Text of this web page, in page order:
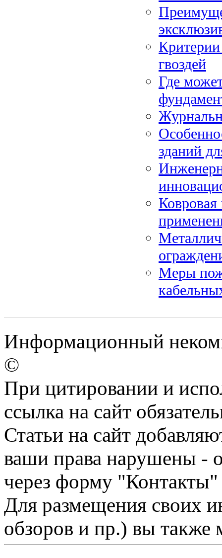
гвоздей
Где
зданий
Меры
Информационный
©
При цитировании и
ссылка на сайт
Статьи на сайт
ваши права нарушены -
через форму "Контакты"
Для размещения своих
обзоров и пр.) вы также